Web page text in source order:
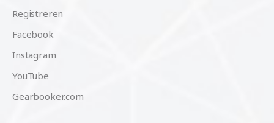
Registreren
Facebook
Instagram
YouTube
Gearbooker.com